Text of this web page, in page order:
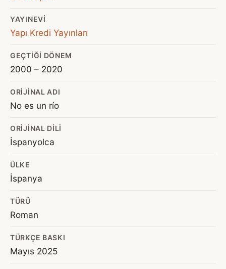
YAYINEVI
Yapı Kredi Yayınları
GEÇTIĞI DÖNEM
2000 – 2020
ORIJINAL ADI
No es un río
ORIJINAL DILI
İspanyolca
ÜLKE
İspanya
TÜRÜ
Roman
TÜRKÇE BASKI
Mayıs 2025